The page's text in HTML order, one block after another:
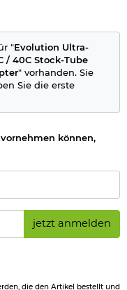
Anschluss.
20C
"Evolution Ultra-
/ 40C Stock-Tube
" vorhanden. Sie
Sie die erste
können,
jetzt anmelden
die den Artikel bestellt und